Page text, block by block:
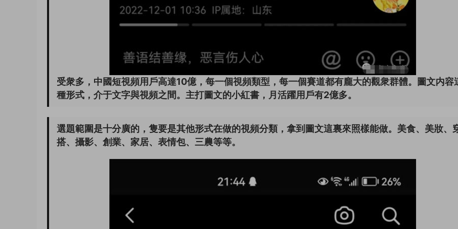
受衆多，中國短視頻用戶高達10億，每一個視頻類型，每一個賽道都有龐大的觀衆群體。圖文内容
種形式，介于文字與視頻之間。主打圖文的小紅書，月活躍用戶有2億多。
選題範圍是十分廣的，隻要是其他形式在做的視頻分類，拿到圖文這裏來照樣能做。美食、美妝、
搭、攝影、創業、家居、表情包、三農等等。